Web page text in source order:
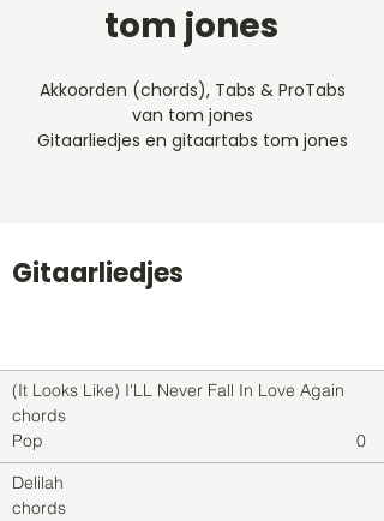
tom jones
Akkoorden (chords), Tabs & ProTabs
van tom jones
Gitaarliedjes en gitaartabs tom jones
Gitaarliedjes
(It Looks Like) I'LL Never Fall In Love Again
chords
Pop
0
Delilah
chords